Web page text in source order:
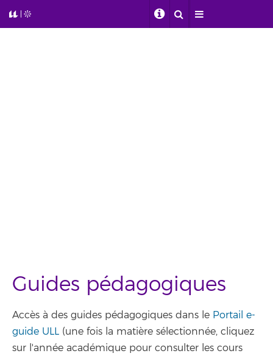
Guides pédagogiques
Accès à des guides pédagogiques dans le Portail e-
guide ULL (une fois la matière sélectionnée, cliquez
sur l'année académique pour consulter les cours